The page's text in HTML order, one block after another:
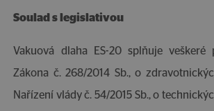
Soulad s legislativou
Vakuová dlaha ES-20 splňuje veškeré
Zákona č. 268/2014 Sb., o
Nařízení vlády č. 54/2015 Sb., o